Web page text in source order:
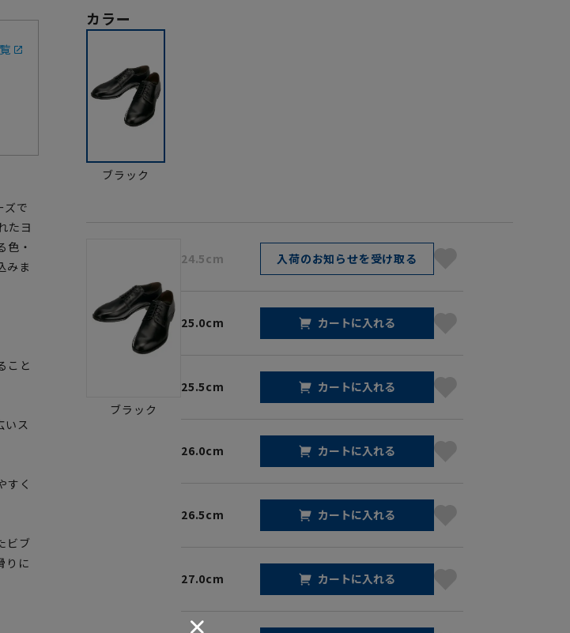
ズで
たヨ
色・
みま
こと
いス
すく
ビブ
りに
カラー
ブラック
ブラック
24.5cm 入荷のお知らせを受け取る
25.0cm カートに入れる
25.5cm カートに入れる
26.0cm カートに入れる
26.5cm カートに入れる
27.0cm カートに入れる